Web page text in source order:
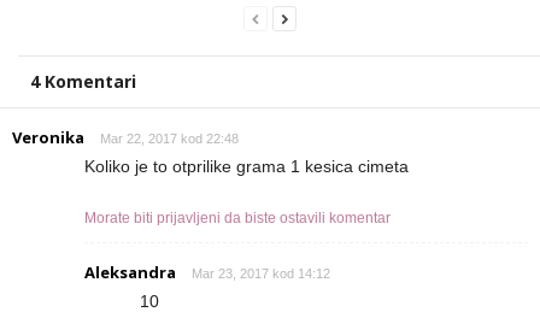
4 Komentari
Veronika Mar 22, 2017 kod 22:48
Koliko je to otprilike grama 1 kesica cimeta
Morate biti prijavljeni da biste ostavili komentar
Aleksandra Mar 23, 2017 kod 14:12
10